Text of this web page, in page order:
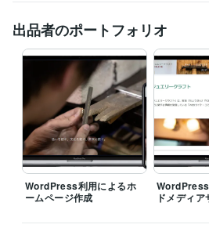
ITコーディネータ（ITC） 取得年 : 2020年
ITパスポート 取得年 : 2019年
プログラミング言語・フレームワーク
CSS:15年 HTML:15年JavaScript:15年
MySQL:12年
ビジネス・クリエイティブツール
WordPress:15年Google サイト:5年
Google スライド:10年Google ドキュメン
EC-CUBE:10年Shopify:5年 STORES:1年
Google Analytics:10年
Google Search
出品者のポートフォリオ
WordPress利用によるホ
ームページ作成
ドメディア